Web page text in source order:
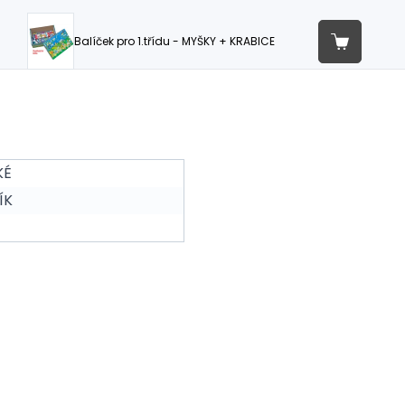
Balíček pro 1.třídu - MYŠKY + KRABICE